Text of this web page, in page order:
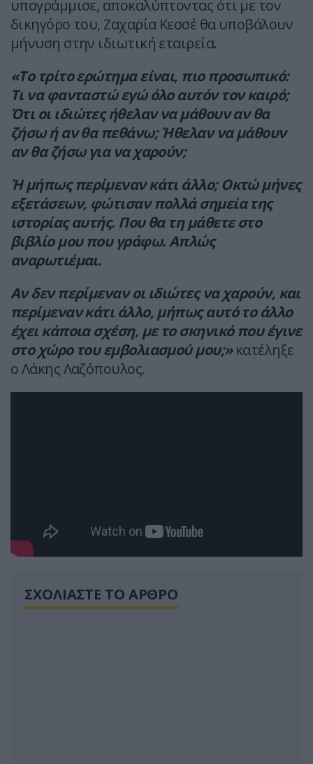
υπογράμμισε, αποκαλύπτοντας ότι με τον
δικηγόρο του, Ζαχαρία Κεσσέ θα υποβάλουν
μήνυση στην ιδιωτική εταιρεία.
«Το τρίτο ερώτημα είναι, πιο προσωπικό:
Τι να φανταστώ εγώ όλο αυτόν τον καιρό;
Ότι οι ιδιώτες ήθελαν να μάθουν αν θα
ζήσω ή αν θα πεθάνω; Ήθελαν να μάθουν
αν θα ζήσω για να χαρούν;
Ή μήπως περίμεναν κάτι άλλο; Οκτώ μήνες
εξετάσεων, φώτισαν πολλά σημεία της
ιστορίας αυτής. Που θα τη μάθετε στο
βιβλίο μου που γράφω. Απλώς
αναρωτιέμαι.
Αν δεν περίμεναν οι ιδιώτες να χαρούν, και
περίμεναν κάτι άλλο, μήπως αυτό το άλλο
έχει κάποια σχέση, με το σκηνικό που έγινε
στο χώρο του εμβολιασμού μου;» κατέληξε
ο Λάκης Λαζόπουλος.
ΣΧΟΛΙΑΣΤΕ ΤΟ ΑΡΘΡΟ